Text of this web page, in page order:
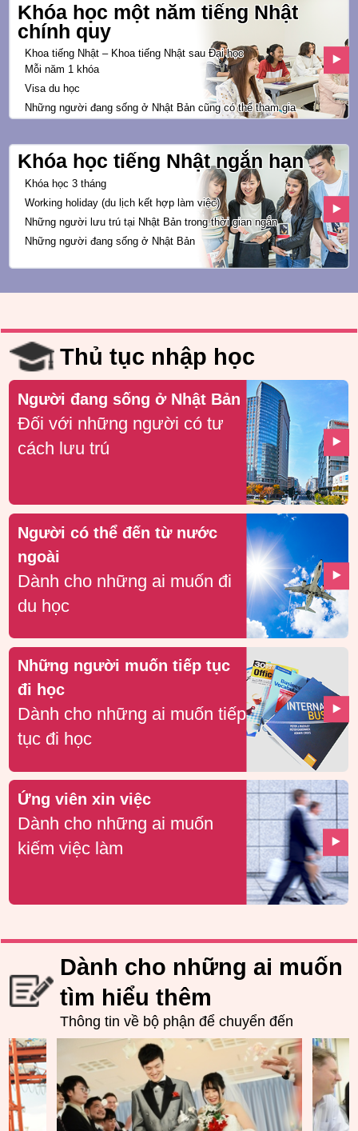
Khóa học một năm tiếng Nhật
chính quy
Khoa tiếng Nhật – Khoa tiếng Nhật sau Đại học
Mỗi năm 1 khóa
Visa du học
Những người đang sống ở Nhật Bảncũng có thể tham gia
Khóa học tiếng Nhật ngắn hạn
Khóa học 3 tháng
Working holiday(du lịch kết hợp làm việc)
Những người lưu trú tại Nhật Bản trongthời gian ngắn
Những người đang sống ở Nhật Bản
Thủ tục nhập học
Người đang sống ở Nhật Bản
Đối với những người có tư
cách lưu trú
Người có thể đến từ nước
ngoài
Dành cho những ai muốn đi
du học
Những người muốn tiếp tục
đi học
Dành cho những ai muốn tiếp
tục đi học
Ứng viên xin việc
Dành cho những ai muốn
kiếm việc làm
Dành cho những ai muốn
tìm hiểu thêm
Thông tin về bộ phận để chuyển đến